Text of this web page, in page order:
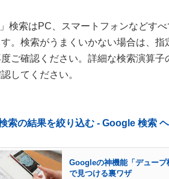
検索はPC、スマートフォンなどす
す。検索がうまくいかない場合は、
ご確認ください。詳細な検索演算
してください。
索の結果を絞り込む - Google 検索
Googleの神機能「デュープ
で見つける裏ワザ